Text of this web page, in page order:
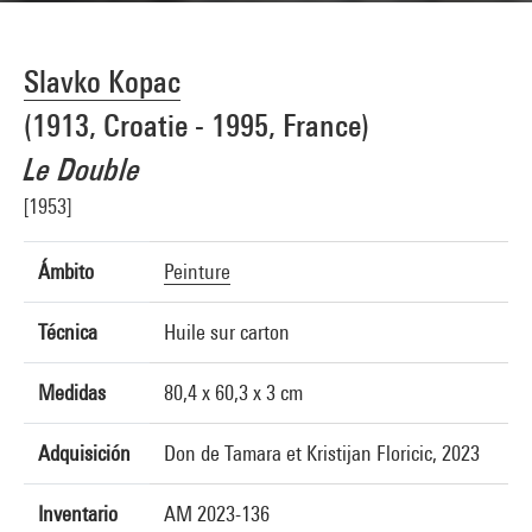
Slavko Kopac
(1913, Croatie - 1995, France)
Le Double
[1953]
Ámbito Peinture
Técnica Huile sur carton
Medidas 80,4 x 60,3 x 3 cm
Adquisición Don de Tamara et Kristijan Floricic, 2023
Inventario AM 2023-136